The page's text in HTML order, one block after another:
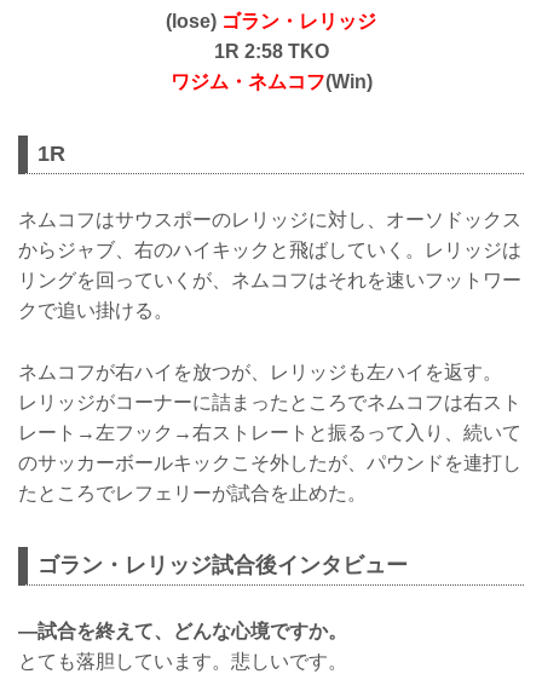
(lose) ゴラン・レリッジ
1R 2:58 TKO
ワジム・ネムコフ(Win)
1R
ネムコフはサウスポーのレリッジに対し、オーソドックス
からジャブ、右のハイキックと飛ばしていく。レリッジは
リングを回っていくが、ネムコフはそれを速いフットワー
クで追い掛ける。
ネムコフが右ハイを放つが、レリッジも左ハイを返す。
レリッジがコーナーに詰まったところでネムコフは右スト
レート→左フック→右ストレートと振るって入り、続いて
のサッカーボールキックこそ外したが、パウンドを連打し
たところでレフェリーが試合を止めた。
ゴラン・レリッジ試合後インタビュー
―試合を終えて、どんな心境ですか。
とても落胆しています。悲しいです。